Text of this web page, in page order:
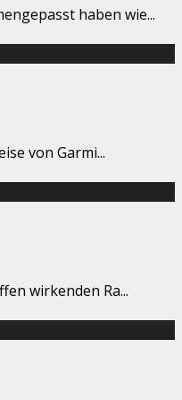
haben wie...
von Garmi...
wirkenden Ra...